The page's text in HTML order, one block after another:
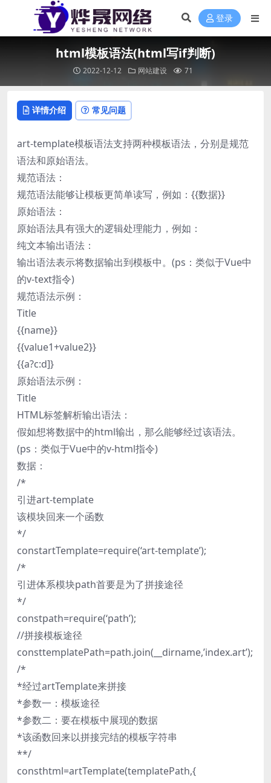
登录
html模板语法(html写if判断)
2022-12-12 网站建设 71
详情介绍 常见问题
art-template模板语法支持两种模板语法，分别是规范
语法和原始语法。
规范语法：
规范语法能够让模板更简单读写，例如：{{数据}}
原始语法：
原始语法具有强大的逻辑处理能力，例如：
纯文本输出语法：
输出语法表示将数据输出到模板中。(ps：类似于Vue中
的v-text指令)
规范语法示例：
Title
{{name}}
{{value1+value2}}
{{a?c:d]}
原始语法示例：
Title
HTML标签解析输出语法：
假如想将数据中的html输出，那么能够经过该语法。
(ps：类似于Vue中的v-html指令)
数据：
/*
引进art-template
该模块回来一个函数
*/
constartTemplate=require(‘art-template’);
/*
引进体系模块path首要是为了拼接途径
*/
constpath=require(‘path’);
//拼接模板途径
consttemplatePath=path.join(__dirname,’index.art’);
/*
*经过artTemplate来拼接
*参数一：模板途径
*参数二：要在模板中展现的数据
*该函数回来以拼接完结的模板字符串
**/
consthtml=artTemplate(templatePath,{